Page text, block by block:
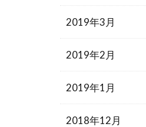
2019年3月
2019年2月
2019年1月
2018年12月